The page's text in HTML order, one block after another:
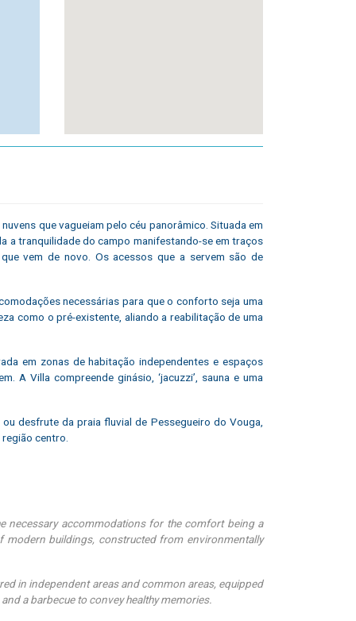
que vagueiam pelo céu panorâmico. Situada em
a tranquilidade do campo manifestando-se em traços
vem de novo. Os acessos que a servem são de
necessárias para que o conforto seja uma
como o pré-existente, aliando a reabilitação de uma
em zonas de habitação independentes e espaços
A Villa compreende ginásio, ‘jacuzzi’, sauna e uma
desfrute da praia fluvial de Pessegueiro do Vouga,
centro.
necessary accommodations for the comfort being a
buildings, constructed from environmentally
in independent areas and common areas, equipped
a barbecue to convey healthy memories.